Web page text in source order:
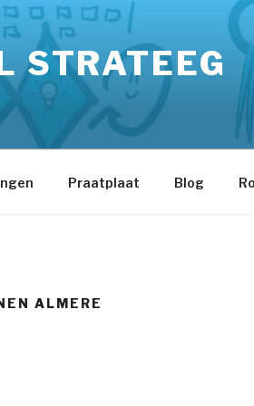
STRATEEG
Praatplaat Blog
ALMERE